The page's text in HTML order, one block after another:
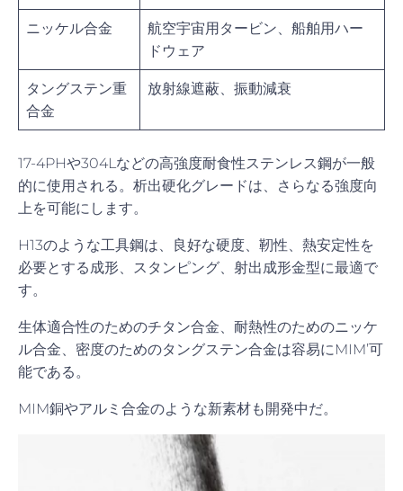
ニッケル合金
航空宇宙用タービン、船舶用ハー
ドウェア
タングステン重
合金
放射線遮蔽、振動減衰
17-4PHや304Lなどの高強度耐食性ステンレス鋼が一般
的に使用される。析出硬化グレードは、さらなる強度向
上を可能にします。
H13のような工具鋼は、良好な硬度、靭性、熱安定性を
必要とする成形、スタンピング、射出成形金型に最適で
す。
生体適合性のためのチタン合金、耐熱性のためのニッケ
ル合金、密度のためのタングステン合金は容易にMIM’可
能である。
MIM銅やアルミ合金のような新素材も開発中だ。